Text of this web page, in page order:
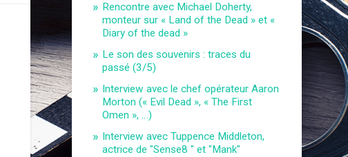
Rencontre avec Michael Doherty,
monteur sur « Land of the Dead » et «
Diary of the dead »
Le son des souvenirs : traces du
passé (3/5)
Interview avec le chef opérateur Aaron
Morton (« Evil Dead », « The First
Omen », …)
Interview avec Tuppence Middleton,
actrice de "Sense8 " et "Mank"